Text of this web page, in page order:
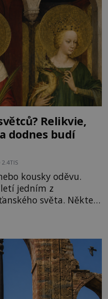
nebezpečím, nebo
Relikvie,
dodnes budí
2.4TIS
kousky oděvu.
jedním z
světa. Některé
jiné provází
Jejich osudy
hodnotu. Nejsou